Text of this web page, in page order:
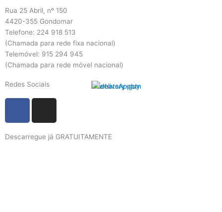
Rua 25 Abril, nº 150
4420-355 Gondomar
Telefone: 224 918 513
(Chamada para rede fixa nacional)
Telemóvel: 915 294 945
(Chamada para rede móvel nacional)
Redes Sociais
e
t
Descarregue já GRATUITAMENTE